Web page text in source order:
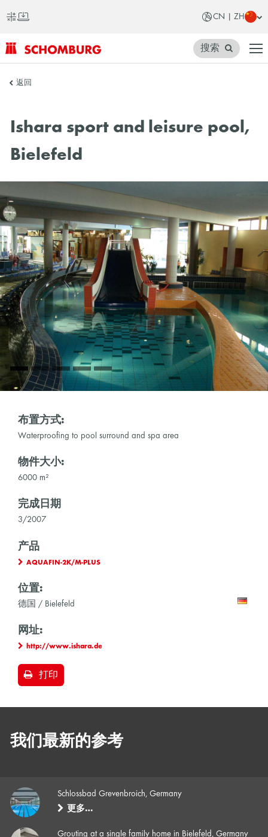
CN | ZH
SCHOMBURG
国
搜索
返回
Ishara sport and leisure pool,
Bielefeld
布置方式:
Waterproofing to pool surround and spa area
物件大小:
6000 m²
完成日期
3/2007
产品
AQUAFIN-2K/M-PLUS
位置:
德国 / Bielefeld
网址:
http://www.ishara.de
打印
我们最新的参考
Schlossbad Grevenbroich, Germany
更多…
Grouting at a single family home in Bielefeld, Germany